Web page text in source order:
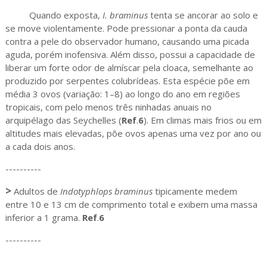
Quando exposta, I. braminustenta se ancorar ao solo e
se move violentamente. Pode pressionar a ponta da cauda
contra a pele do observador humano, causando uma picada
aguda, porém inofensiva. Além disso, possui a capacidade de
liberar um forte odor de almíscar pela cloaca, semelhante ao
produzido por serpentes colubrídeas. Esta espécie põe em
média 3 ovos (variação: 1–8) ao longo do ano em regiões
tropicais, com pelo menos três ninhadas anuais no
arquipélago das Seychelles (Ref.6). Em climas mais frios ou em
altitudes mais elevadas, põe ovos apenas uma vez por ano ou
a cada dois anos.
----------
>Adultos de Indotyphlops braminustipicamente medem
entre 10 e 13 cm de comprimento total e exibem uma massa
inferior a 1 grama. Ref.6
----------